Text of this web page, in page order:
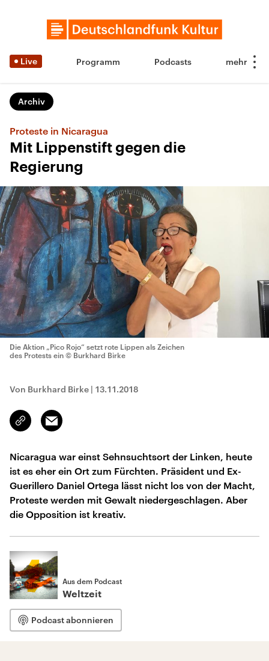
Live Programm Podcasts
Archiv
Proteste in Nicaragua
Mit Lippenstift gegen die
Regierung
Die Aktion „Pico Rojo“ setzt rote Lippen als Zeichen
des Protests ein © Burkhard Birke
Von Burkhard Birke | 13.11.2018
Link
kopieren/teilen
Email
Nicaragua war einst Sehnsuchtsort der Linken, heute
ist es eher ein Ort zum Fürchten. Präsident und Ex-
Guerillero Daniel Ortega lässt nicht los von der Macht,
Proteste werden mit Gewalt niedergeschlagen. Aber
die Opposition ist kreativ.
Aus dem Podcast
Weltzeit
Podcast abonnieren